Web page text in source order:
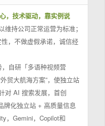
，技术驱动，靠实例说
维持公司正常运营为标准；
，不做虚假承诺，诚信经
自研「多语种视频营
贸大航海方案”，使独立站
对 AI 搜索发展，首创
牌化独立站 + 高质量信息
，Gemini，Copilot和